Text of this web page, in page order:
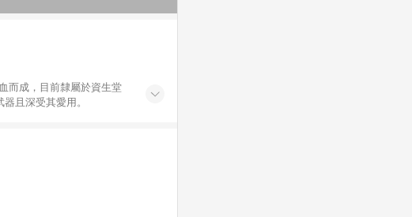
而成，目前隸屬於資生堂
且深受其愛用。